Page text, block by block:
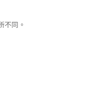
不同。